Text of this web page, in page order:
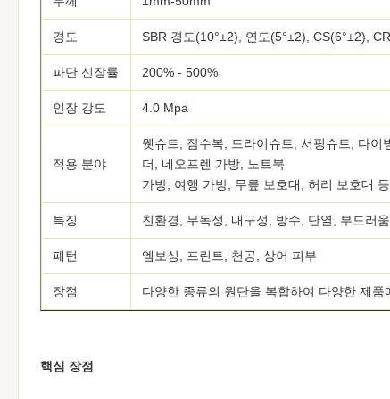
경도 SBR 경도(10°±2), 연도(5°±2), CS(6°±2),
파단 신장률 200% - 500%
인장 강도 4.0 Mpa
적용 분야
웻슈트, 잠수복, 드라이슈트, 서핑슈트, 다
더, 네오프렌 가방, 노트북
가방, 여행 가방, 무릎 보호대, 허리 보호대 등
특징 친환경, 무독성, 내구성, 방수, 단열, 부드러
패턴 엠보싱, 프린트, 천공, 상어 피부
장점 다양한 종류의 원단을 복합하여 다양한 제품
핵심 장점